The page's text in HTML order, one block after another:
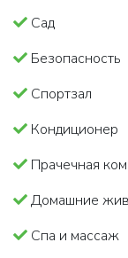
Сад
Безопасность
Спортзал
Кондиционер
Прачечная
Домашние
Спа и массаж